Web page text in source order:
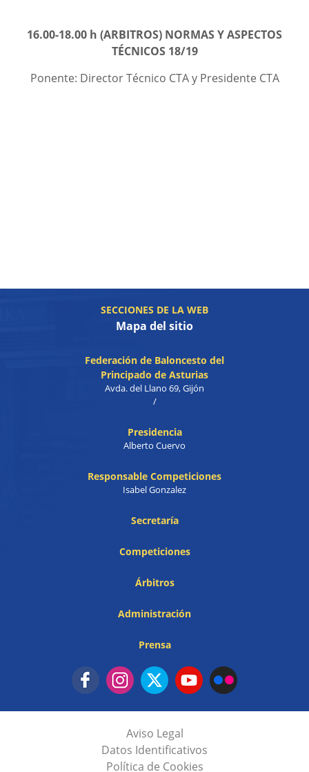
16.00-18.00 h (ARBITROS) NORMAS Y ASPECTOS
TÉCNICOS 18/19
Ponente: Director Técnico CTA y Presidente CTA
SECCIONES DE LA WEB
Mapa del sitio
Federación de Baloncesto del
Principado de Asturias
Avda. del Llano 69, Gijón
/
Presidencia
Alberto Cuervo
Responsable Competiciones
Isabel Gonzalez
Secretaría
Competiciones
Árbitros
Administración
Prensa
Aviso Legal
Datos Identificativos
Política de Cookies